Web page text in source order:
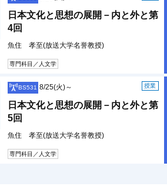
日本文化と思想の展開－内と外と第
4回
魚住 孝至(放送大学名誉教授)
専門科目／人文学
BS531 授業
8/25(火)～
日本文化と思想の展開－内と外と第
5回
魚住 孝至(放送大学名誉教授)
専門科目／人文学